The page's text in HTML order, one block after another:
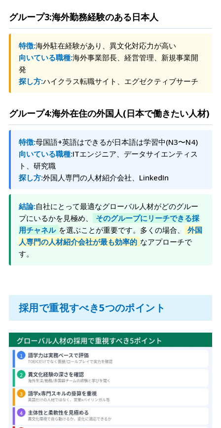
グループ3:海外勤務経験のある日本人
特徴:海外駐在経験があり、異文化対応力が高い
向いている職種:海外事業部長、経営管理、新規事業開
発
探し方:ハイクラス転職サイト、エグゼクティブサーチ
グループ4:海外在住の外国人(日本で働きたい人材)
特徴:母国語+英語はできるが日本語は学習中(N3〜N4)
向いている職種:ITエンジニア、データサイエンティス
ト、研究職
探し方:外国人専門の人材紹介会社、LinkedIn
結論:自社にとって最適なグローバル人材がどのグルー
プにいるかを見極め、
そのグループにリーチできる採
用チャネル を選ぶことが重要です。多くの場合、
外国
人専門の人材紹介会社が最も効率的 なアプローチで
す。
採用で重視すべき5つのポイント